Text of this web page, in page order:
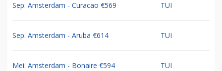
Sep: Amsterdam - Curacao €569 TUI
Sep: Amsterdam - Aruba €614 TUI
Mei: Amsterdam - Bonaire €594 TUI